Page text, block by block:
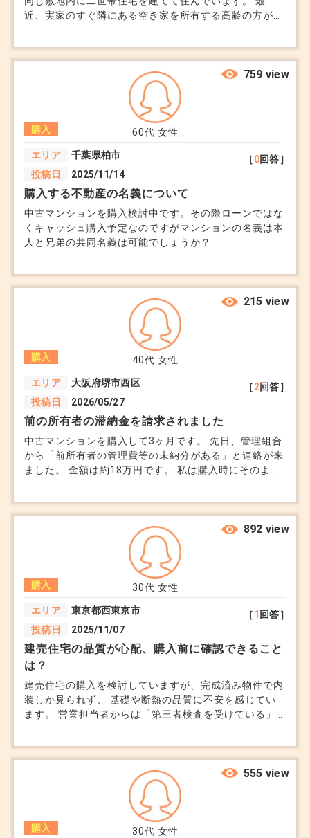
近、実家のすぐ隣にある空き家を所有する高齢の方が、
くて解体が必要で、更地にした後どう活用するかも正直
まだ決まっていません。 隣地を購入すれば資産価値が
増すと言われますが、ローンを組んでまで買うべきか悩
んでいます。 今の二世帯住宅のローンもまだ残ってい
ますし、子どもの教育費もこれからどんどんかかる時期
です。 親からは「将来のために買っておいた方がい
い」と勧められていますが、 無理をしてまで拡張する
意味があるのか…とも思っています。 隣地を購入して駐
車場にする、貸家を建てる、土地を一部売るなど色々な
可能性はありますが、 どんな活用法が良いのか知りた
60代 女性
購入
エリア
千葉県柏市
投稿日
2025/11/14
［0回答］
759 view
購入する不動産の名義について
中古マンションを購入検討中です。その際ローンではな
くキャッシュ購入予定なのですがマンションの名義は本
人と兄弟の共同名義は可能でしょうか？
40代 女性
購入
エリア
大阪府堺市西区
投稿日
2026/05/27
［2回答］
215 view
前の所有者の滞納金を請求されました
中古マンションを購入して3ヶ月です。 先日、管理組合
から「前所有者の管理費等の未納分がある」と連絡が来
ました。 金額は約18万円です。 私は購入時にそのよう
と、「前所有者と新所有者の間で整理してもらう話」と
言われました。 売主側の仲介会社にも連絡しています
が、返事が遅く、不安になっています。 自分が住み始
める前の滞納金まで、買主が負担しなければならないの
でしょうか。 もし本当に未納があったなら、契約前に
説明されるべき内容ではないのでしょうか。
30代 女性
購入
エリア
東京都西東京市
投稿日
2025/11/07
［1 回答］
892 view
建売住宅の品質が心配、購入前に確認できること
は？
建売住宅の購入を検討していますが、完成済み物件で内
装しか見られず、 基礎や断熱の品質に不安を感じてい
ます。 営業担当者からは「第三者検査を受けている」
ラブルになることもあるそうで、慎重になっています。
契約前にできるだけ調べたいのですが、どういう手順で
調べたら良いでしょうか。教えてください。
30代 女性
購入
555 view